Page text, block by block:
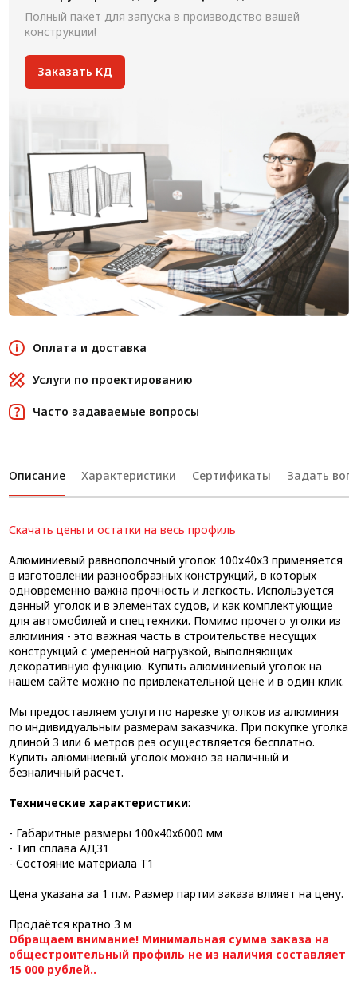
Полный пакет для запуска в производство вашей
конструкции!
Заказать КД
Оплата и доставка
Услуги по проектированию
Часто задаваемые вопросы
Описание Характеристики Сертификаты Задать
Скачать цены и остатки на весь профиль
Алюминиевый равнополочный уголок 100х40х3 применяется
в изготовлении разнообразных конструкций, в которых
одновременно важна прочность и легкость. Используется
данный уголок и в элементах судов, и как комплектующие
для автомобилей и спецтехники. Помимо прочего уголки из
алюминия - это важная часть в строительстве несущих
конструкций с умеренной нагрузкой, выполняющих
декоративную функцию. Купить алюминиевый уголок на
нашем сайте можно по привлекательной цене и в один клик.
Мы предоставляем услуги по нарезке уголков из алюминия
по индивидуальным размерам заказчика. При покупке уголка
длиной 3 или 6 метров рез осуществляется бесплатно.
Купить алюминиевый уголок можно за наличный и
безналичный расчет.
Технические характеристики:
- Габаритные размеры 100х40х6000 мм
- Тип сплава АД31
- Состояние материала Т1
Цена указана за 1 п.м. Размер партии заказа влияет на цену.
Продаётся кратно 3 м
Обращаем внимание! Минимальная сумма заказа на
общестроительный профиль не из наличия составляет
15 000 рублей..